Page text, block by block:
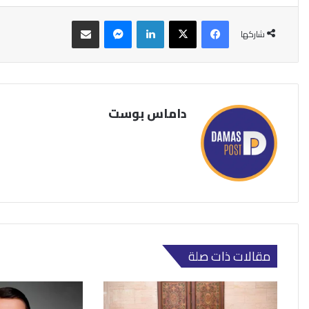
شاركها
فيسبوك‫X لينكدإن ماسنجر مشاركة عبر البريد
داماس بوست
مقالات ذات صلة